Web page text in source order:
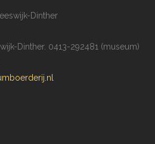
Dinther
Dinther. 0413-292481 (museum)